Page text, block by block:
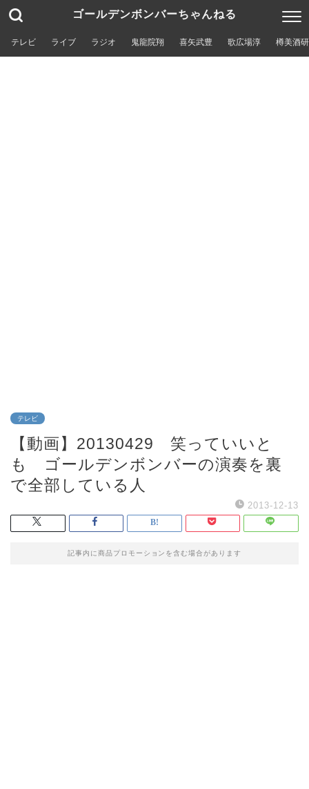
ゴールデンボンバーちゃんねる
テレビ ライブ ラジオ 鬼龍院翔 喜矢武豊 歌広場淳 樽美酒
テレビ
【動画】20130429 笑っていいと
も ゴールデンボンバーの演奏を裏
で全部している人
2013-12-13
記事内に商品プロモーションを含む場合があります